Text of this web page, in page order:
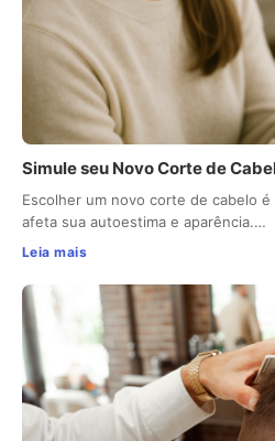
Simule seu Novo Corte de
Escolher um novo corte de cabelo
afeta sua autoestima e aparência.…
Leia mais